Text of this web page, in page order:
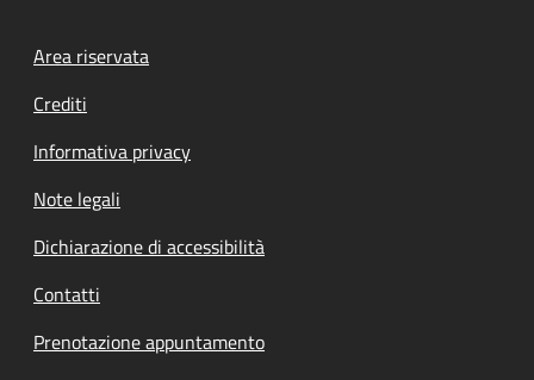
Footer menu
Area riservata
Crediti
Informativa privacy
Note legali
Dichiarazione di accessibilità
Contatti
Prenotazione appuntamento